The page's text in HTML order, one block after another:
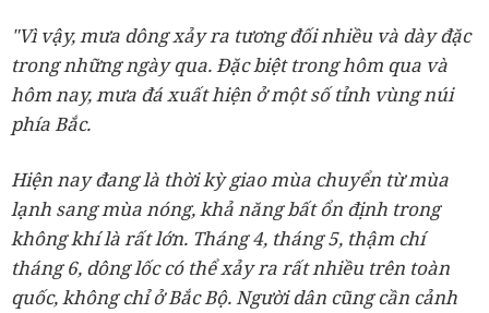
"Vì vậy, mưa dông xảy ra tương đối nhiều và dày đặc
trong những ngày qua. Đặc biệt trong hôm qua và
hôm nay, mưa đá xuất hiện ở một số tỉnh vùng núi
phía Bắc.
Hiện nay đang là thời kỳ giao mùa chuyển từ mùa
lạnh sang mùa nóng, khả năng bất ổn định trong
không khí là rất lớn. Tháng 4, tháng 5, thậm chí
tháng 6, dông lốc có thể xảy ra rất nhiều trên toàn
quốc, không chỉ ở Bắc Bộ. Người dân cũng cần cảnh